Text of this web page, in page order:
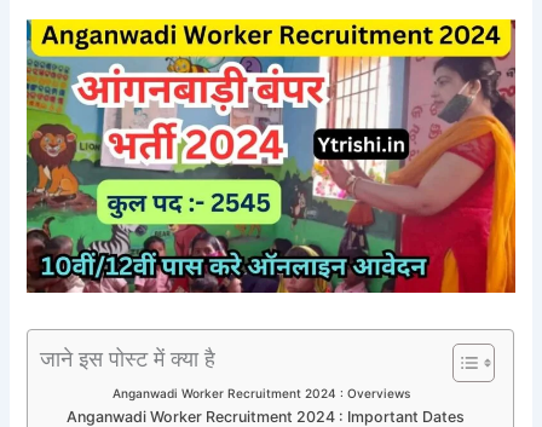
जाने इस पोस्ट में क्या है
Anganwadi Worker Recruitment 2024 : Overviews
Anganwadi Worker Recruitment 2024 : Important Dates